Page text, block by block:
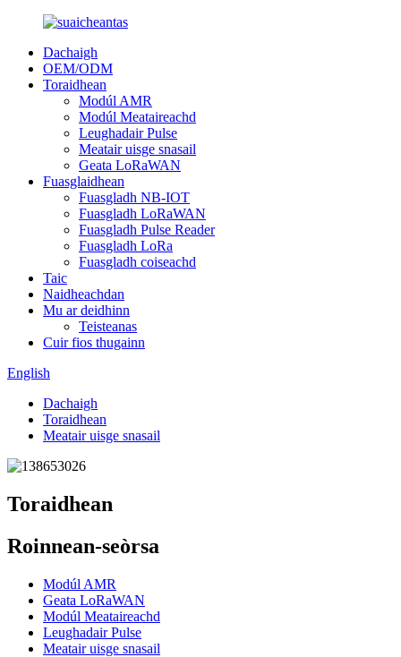
Dachaigh
OEM/ODM
Toraidhean
Modúl AMR
Modúl Meataireachd
Leughadair Pulse
Meatair uisge snasail
Geata LoRaWAN
Fuasglaidhean
Fuasgladh NB-IOT
Fuasgladh LoRaWAN
Fuasgladh Pulse Reader
Fuasgladh LoRa
Fuasgladh coiseachd
Taic
Naidheachdan
Mu ar deidhinn
Teisteanas
Cuir fios thugainn
English
Dachaigh
Toraidhean
Meatair uisge snasail
Toraidhean
Roinnean-seòrsa
Modúl AMR
Geata LoRaWAN
Modúl Meataireachd
Leughadair Pulse
Meatair uisge snasail